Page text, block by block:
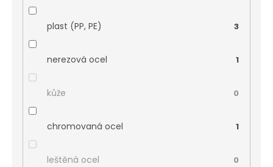
plast (PP, PE) 3
nerezová ocel 1
kůže 0
chromovaná ocel 1
leštěná ocel 0